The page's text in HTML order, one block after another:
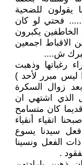
يقولون للضحية
فحتي لو كان
الخاطفين يكبرون
الاقباط اجمعين
ش....
رغباتها وذهبت
ليس مبرر لأحد )
زوال السكرة
الذي اشتهي ان
كان متسامح
اتقياء أنقياء
فعل سيدنا يسوع
الفعل ونسينا
.